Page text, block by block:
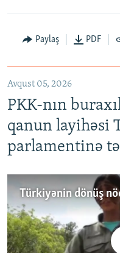
Paylaş PDF
Avqust 05, 2026
PKK-nın
qanun layihəsi
parlamentinə
No media